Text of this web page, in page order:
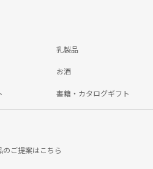
乳製品
お酒
書籍・カタログギフト
のご提案はこちら